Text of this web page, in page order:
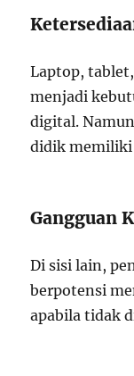
Laptop,
menjadi
digital.
didik memiliki
Gangguan
Di sisi lain,
berpotensi
apabila tidak